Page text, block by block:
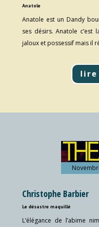
Anatole
Anatole est un Dandy
ses désirs. Anatole
jaloux et possessif mais il
Christophe Barbier
Le désastre maquillé
L’élégance de l’abime